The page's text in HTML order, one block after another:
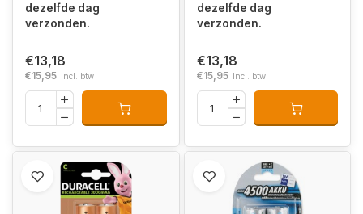
dezelfde dag
verzonden.
€13,18
€15,95 Incl. btw
dezelfde dag
verzonden.
€13,18
€15,95 Incl. btw